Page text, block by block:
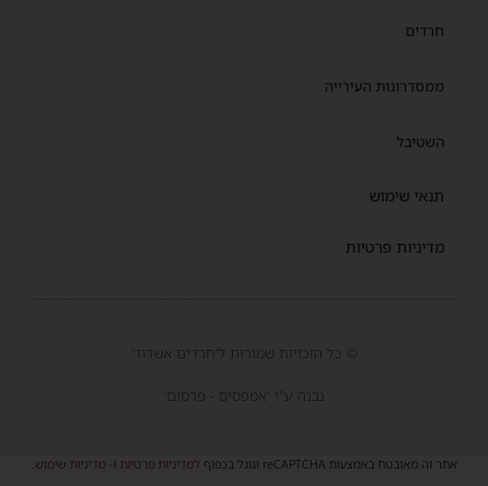
חרדים
ממסדרונות העירייה
השטיבל
תנאי שימוש
מדיניות פרטיות
© כל הזכויות שמורות ל'חרדים אשדוד'
נבנה ע"י 'אמפסיס - פרסום'
אתר זה מאובטח באמצעות reCAPTCHA וגוגל בכפוף למדיניות פרטיות ו-מדיניות שימוש